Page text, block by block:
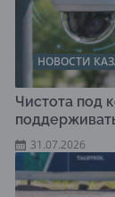
НОВОСТИ
Чистота под
31.07.2026